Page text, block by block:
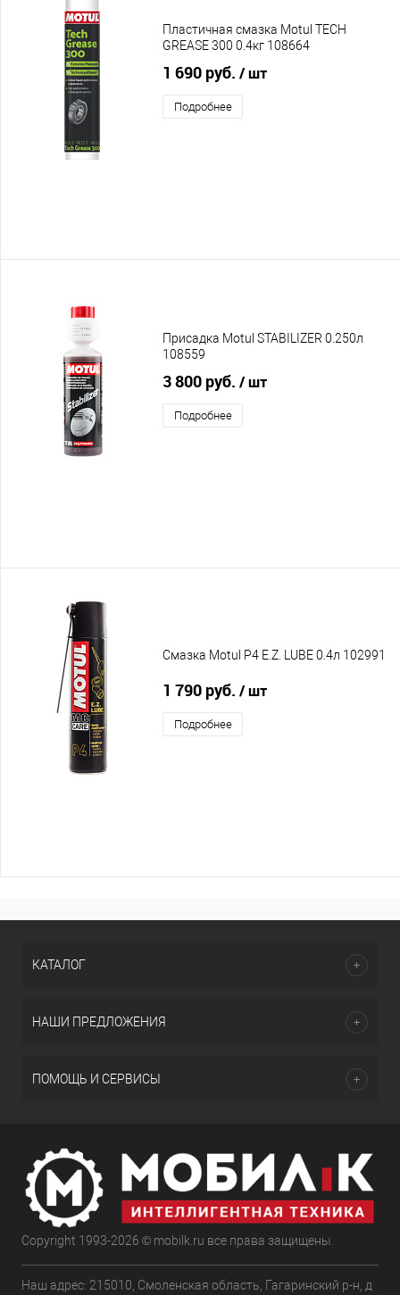
Пластичная смазка Motul TECH
GREASE 300 0.4кг 108664
1 690 руб. / шт
Подробнее
Присадка Motul STABILIZER 0.250л
108559
3 800 руб. / шт
Подробнее
Смазка Motul P4 E.Z. LUBE 0.4л 102991
1 790 руб. / шт
Подробнее
КАТАЛОГ
НАШИ ПРЕДЛОЖЕНИЯ
ПОМОЩЬ И СЕРВИСЫ
Copyright 1993-2026 © mobilk.ru все права защищены.
Наш адрес: 215010, Смоленская область, Гагаринский р-н, д